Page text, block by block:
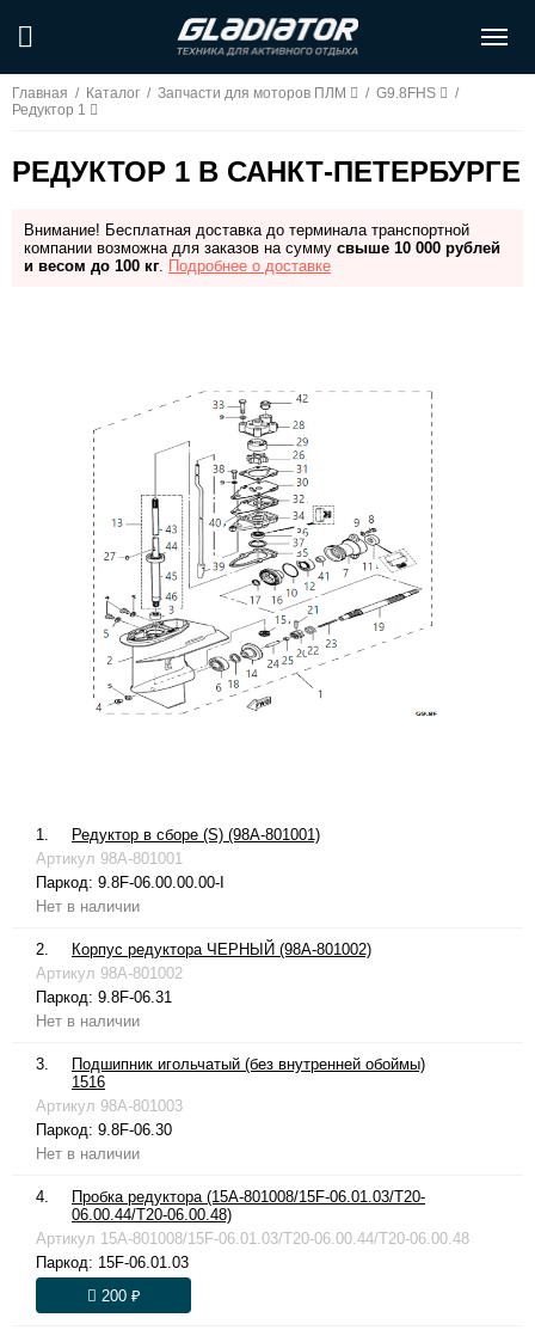
Главная / Каталог / Запчасти для моторов ПЛМ / G9.8FHS
/
Редуктор 1
РЕДУКТОР 1 В САНКТ-ПЕТЕРБУРГЕ
Внимание! Бесплатная доставка до терминала транспортной
компании возможна для заказов на сумму свыше 10 000 рублей
и весом до 100 кг. Подробнее о доставке
1.
Редуктор в сборе (S) (98A-801001)
Артикул 98A-801001
Паркод: 9.8F-06.00.00.00-I
Нет в наличии
2.
Корпус редуктора ЧЕРНЫЙ (98A-801002)
Артикул 98A-801002
Паркод: 9.8F-06.31
Нет в наличии
3.
Подшипник игольчатый (без внутренней обоймы)
1516
Артикул 98A-801003
Паркод: 9.8F-06.30
Нет в наличии
4.
Пробка редуктора (15A-801008/15F-06.01.03/T20-
06.00.44/T20-06.00.48)
Артикул 15A-801008/15F-06.01.03/T20-06.00.44/T20-06.00.48
Паркод: 15F-06.01.03
200 ₽